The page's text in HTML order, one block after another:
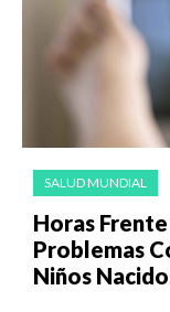
SALUD MUNDIAL
Horas
Problemas
Niños